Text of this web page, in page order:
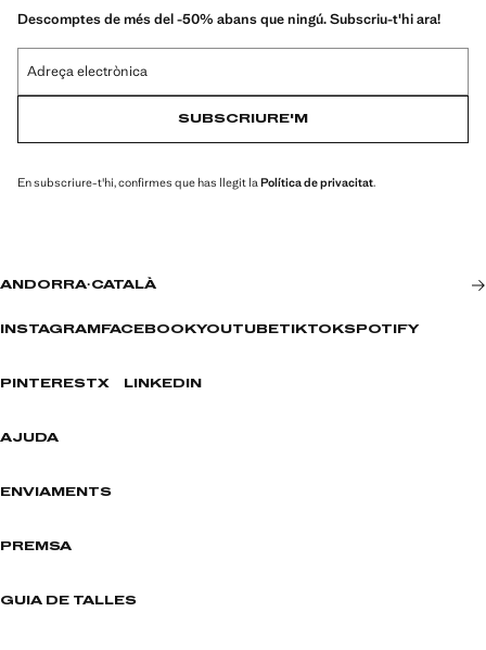
Descomptes de més del -50% abans que ningú. Subscriu-t'hi ara!
Adreça electrònica
SUBSCRIURE'M
En subscriure-t'hi, confirmes que has llegit la Política de privacitat.
ANDORRA·CATALÀ
INSTAGRAM FACEBOOKYOUTUBETIKTOKSPOTIFY
PINTERESTX LINKEDIN
AJUDA
ENVIAMENTS
PREMSA
GUIA DE TALLES